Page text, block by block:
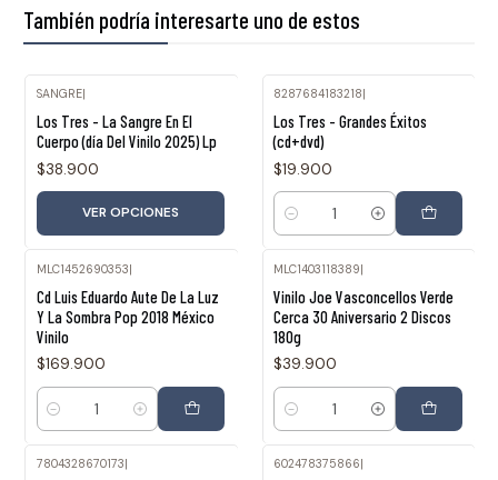
También podría interesarte uno de estos
SANGRE|
Los Tres - La Sangre En El
Cuerpo (día Del Vinilo 2025) Lp
$38.900
VER OPCIONES
8287684183218|
Los Tres - Grandes Éxitos
(cd+dvd)
$19.900
Cantidad
MLC1452690353|
Cd Luis Eduardo Aute De La Luz
Y La Sombra Pop 2018 México
Vinilo
$169.900
Cantidad
MLC1403118389|
Vinilo Joe Vasconcellos Verde
Cerca 30 Aniversario 2 Discos
180g
$39.900
Cantidad
7804328670173 602478375866